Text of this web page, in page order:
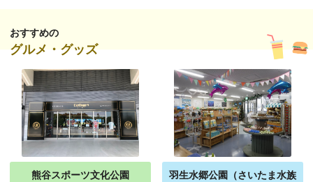
おすすめの
グルメ・グッズ
熊谷スポーツ文化公園
羽生水郷公園（さいたま水族